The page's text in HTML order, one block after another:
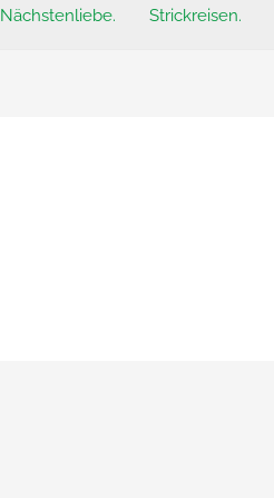
Nächstenliebe. Strickreisen.